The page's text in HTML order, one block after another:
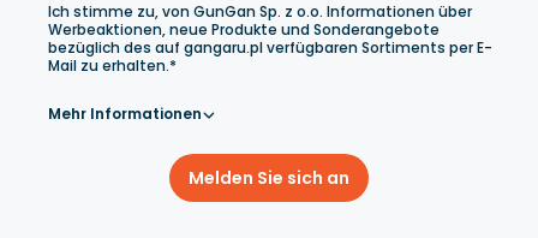
Ich stimme zu, von GunGan Sp. z o.o. Informationen über
Werbeaktionen, neue Produkte und Sonderangebote
bezüglich des auf gangaru.pl verfügbaren Sortiments per E-
Mail zu erhalten.*
Mehr Informationen
Melden Sie sich an